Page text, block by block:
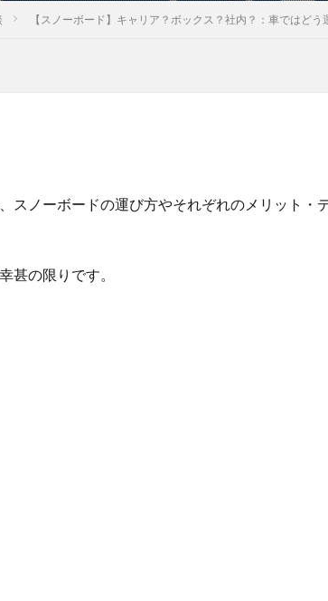
【スノーボード】キャリア？ボックス？社内？：車ではどう
スノーボードの運び方やそれぞれのメリット・
甚の限りです。